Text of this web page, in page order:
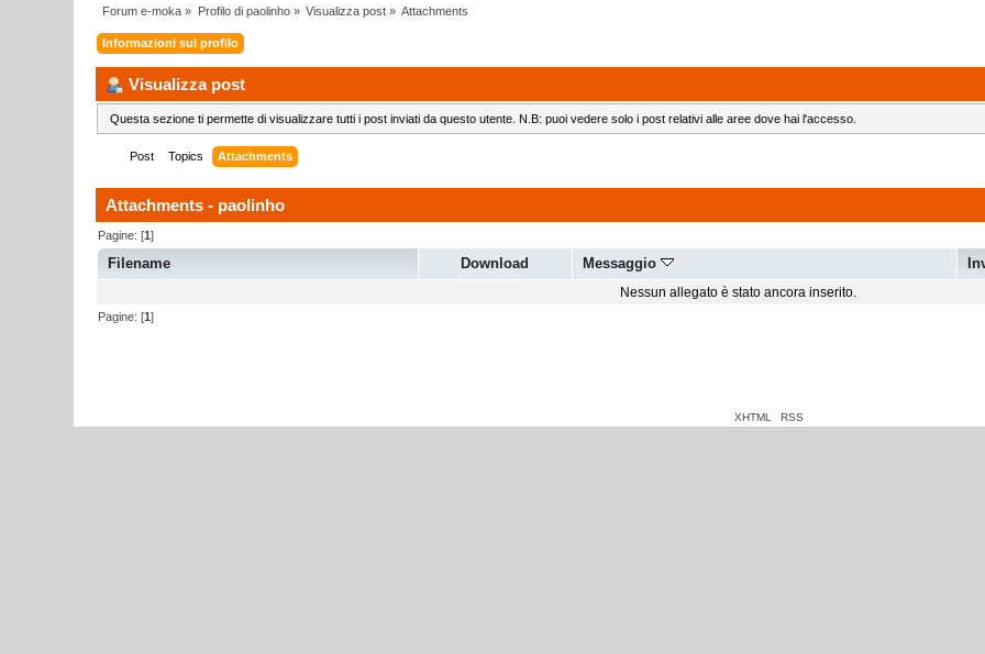
Forum e-moka » Profilo di paolinho» Visualizza post » Attachments
Informazioni sul profilo
Visualizza post
Questa sezione ti permette di visualizzare tutti i post inviati da questo utente. N.B: puoi vedere solo i post relativi alle aree dove hai l'accesso.
Post Topics Attachments
Attachments - paolinho
Pagine: [1]
Filename Download Messaggio
Nessun allegato è stato ancora inserito.
Pagine: [1]
XHTML RSS